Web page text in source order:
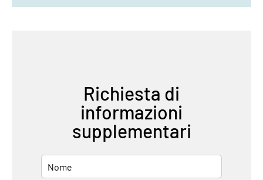
Richiesta di
informazioni
supplementari